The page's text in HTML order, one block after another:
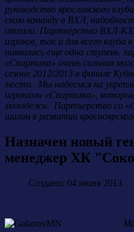
руководство ярославского
свою команду в ВХЛ,
отпала. Партнерство ВХЛ-
игроков, так и для всего
появилась еще одна ступень
«Спартака» очень сильная
сезоне 2012/2013 в финале
место. Мы надеемся на
игроками «Спартака»,
молодежи. Партнерство со
шагом в развитии
Назначен новый
менеджер ХК
Создано: 04 июня 2013